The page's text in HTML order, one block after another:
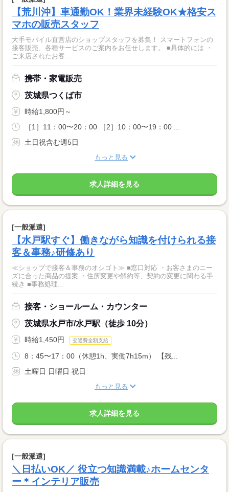
【荒川沖】車通勤OK！業界未経験OK★格安ス
マホの販売スタッフ
大手モバイル直営店のショップスタッフを募集！ スマートフォンの
接客販売、各種サービスのご案内をお任せします。 ■具体的には ・
ご来店されたお客...
携帯・家電販売
茨城県つくば市
時給1,800円～
［1］11：00〜20：00 ［2］10：00〜19：00 ...
土日祝含む週5日
もっと見る
求人詳細を見る
[一般派遣]
【水戸駅すぐ】働きながら知識を付けられる接
客＆事務♪研修あり
≪ショップで接客＆事務のオシゴト≫ ■窓口対応 ・お客さまのニー
ズに合った商品の提案 ・住所変更や解約等、契約の変更に関わる手
続き ■事務処理...
接客・ショールーム・カウンター
茨城県水戸市/水戸駅（徒歩 10分）
時給1,450円 交通費全額支給
8：45〜17：00（休憩1h、実働7h15m） 【残...
土曜日 日曜日 祝日
もっと見る
求人詳細を見る
[一般派遣]
＼日払いOK／ 役立つ知識満載♪ホームセンタ
ー＊インテリア販売